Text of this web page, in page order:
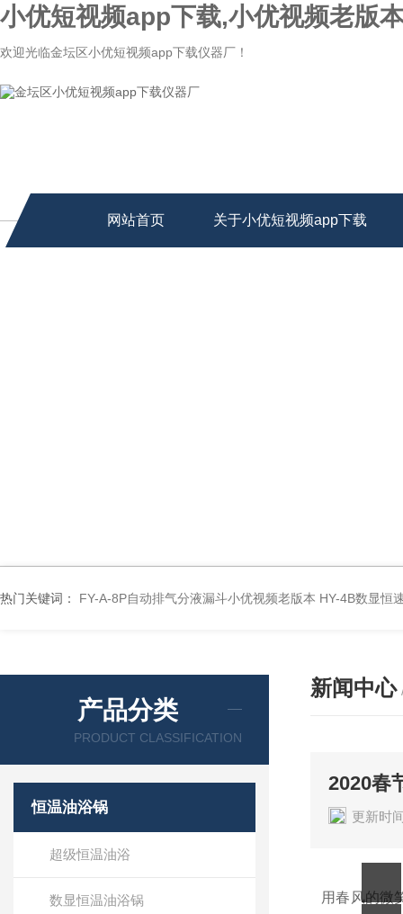
小优短视频app下载,小优视频老版
欢迎光临金坛区小优短视频app下载仪器厂！
网站首页 关于小优短视频app下载
热门关键词： FY-A-8P自动排气分液漏斗小优视频老版本 HY-4B数显恒
产品分类
PRODUCT CLASSIFICATION
恒温油浴锅
超级恒温油浴
数显恒温油浴锅
新闻中心
2020春
更新时
用春风的微笑